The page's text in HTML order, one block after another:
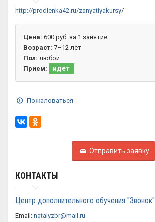
http://prodlenka42.ru/zanyatiyakursy/
Цена: 600 руб. за 1 занятие
Возраст: 7–12 лет
Пол: любой
Прием:
идет
Пожаловаться
Отправить заявку
КОНТАКТЫ
Центр дополнительного обучения "Звонок"
Email: natalyzbr@mail.ru